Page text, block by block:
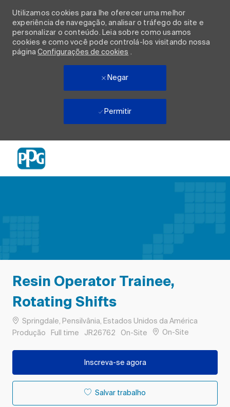
Utilizamos cookies para lhe oferecer uma melhor
experiência de navegação, analisar o tráfego do site e
personalizar o conteúdo. Leia sobre como usamos
cookies e como você pode controlá-los visitando nossa
páginaConfigurações de cookies .
Negar
Permitir
Resin Operator Trainee,
Rotating Shifts
Localização
Springdale, Pensilvânia, Estados Unidos da América
Categoria
Produção Tipo de Trabalho
Full time ID do trabalho
JR26762 On-Site Remote
On-Site
Inscreva-se agora
Salvar trabalho